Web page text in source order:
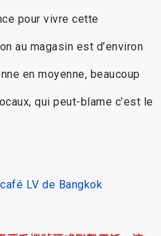
pour vivre cette
au magasin est d’environ
en moyenne, beaucoup
qui peut-blame c’est le
LV de Bangkok